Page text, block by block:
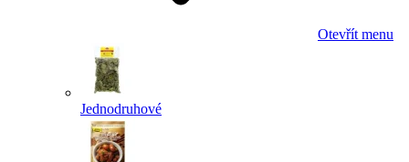
Otevřít menu
Jednodruhové